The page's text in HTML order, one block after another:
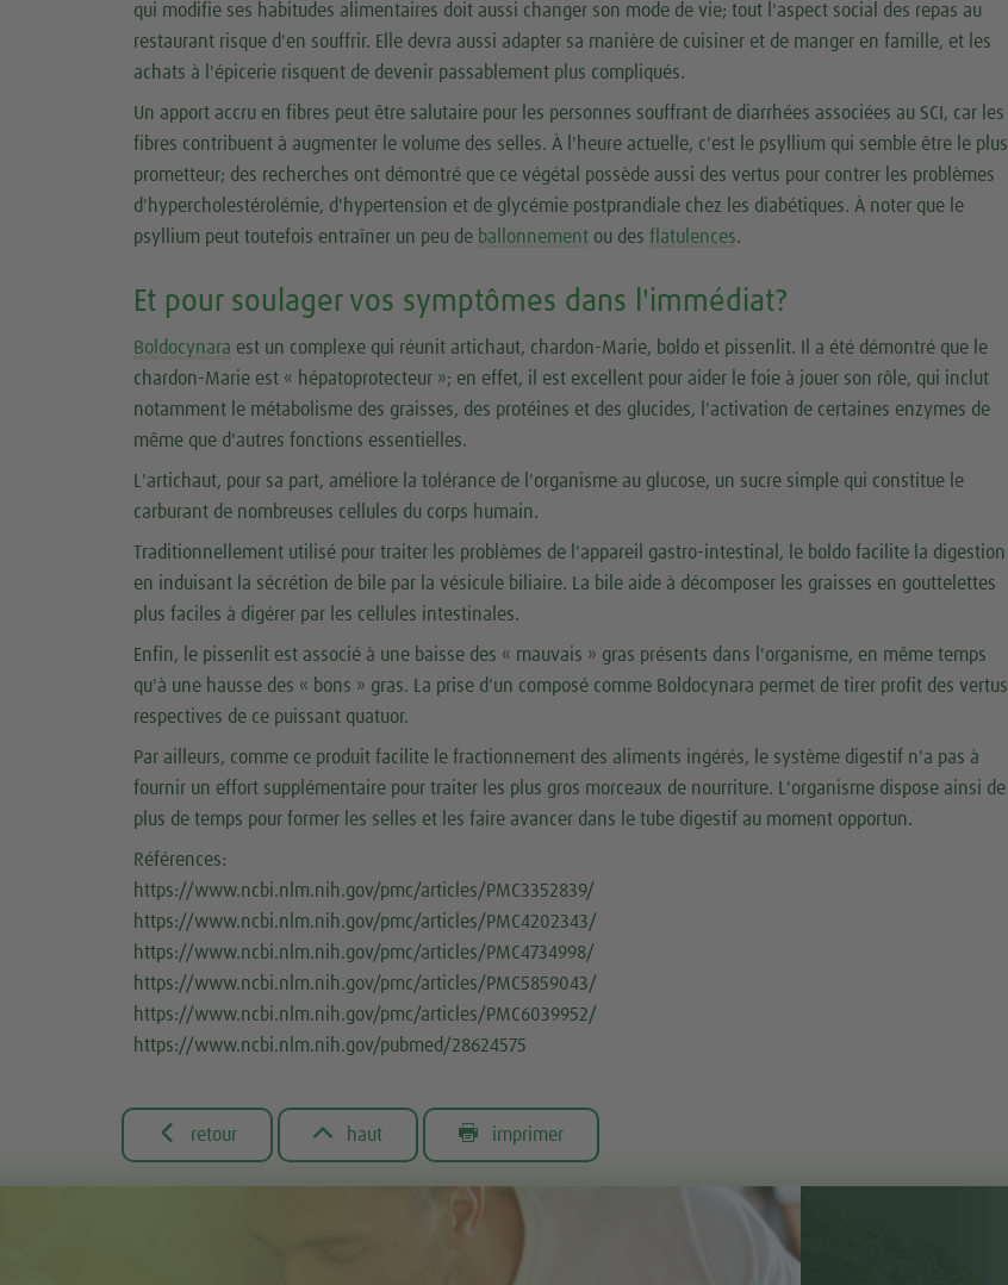
qui modifie ses habitudes alimentaires doit aussi changer son mode de vie; tout l'aspect social des repas au
restaurant risque d'en souffrir. Elle devra aussi adapter sa manière de cuisiner et de manger en famille, et les
achats à l'épicerie risquent de devenir passablement plus compliqués.
Un apport accru en fibres peut être salutaire pour les personnes souffrant de diarrhées associées au SCI, car les
fibres contribuent à augmenter le volume des selles. À l'heure actuelle, c'est le psyllium qui semble être le plus
prometteur; des recherches ont démontré que ce végétal possède aussi des vertus pour contrer les problèmes
d'hypercholestérolémie, d'hypertension et de glycémie postprandiale chez les diabétiques. À noter que le
psyllium peut toutefois entraîner un peu de ballonnement ou des flatulences.
Et pour soulager vos symptômes dans l'immédiat?
Boldocynara est un complexe qui réunit artichaut, chardon-Marie, boldo et pissenlit. Il a été démontré que le
chardon-Marie est « hépatoprotecteur »; en effet, il est excellent pour aider le foie à jouer son rôle, qui inclut
notamment le métabolisme des graisses, des protéines et des glucides, l'activation de certaines enzymes de
même que d'autres fonctions essentielles.
L'artichaut, pour sa part, améliore la tolérance de l'organisme au glucose, un sucre simple qui constitue le
carburant de nombreuses cellules du corps humain.
Traditionnellement utilisé pour traiter les problèmes de l'appareil gastro-intestinal, le boldo facilite la digestion
en induisant la sécrétion de bile par la vésicule biliaire. La bile aide à décomposer les graisses en gouttelettes
plus faciles à digérer par les cellules intestinales.
Enfin, le pissenlit est associé à une baisse des « mauvais » gras présents dans l'organisme, en même temps
qu'à une hausse des « bons » gras. La prise d'un composé comme Boldocynara permet de tirer profit des vertus
respectives de ce puissant quatuor.
Par ailleurs, comme ce produit facilite le fractionnement des aliments ingérés, le système digestif n'a pas à
fournir un effort supplémentaire pour traiter les plus gros morceaux de nourriture. L'organisme dispose ainsi de
plus de temps pour former les selles et les faire avancer dans le tube digestif au moment opportun.
Références:
https://www.ncbi.nlm.nih.gov/pmc/articles/PMC3352839/
https://www.ncbi.nlm.nih.gov/pmc/articles/PMC4202343/
https://www.ncbi.nlm.nih.gov/pmc/articles/PMC4734998/
https://www.ncbi.nlm.nih.gov/pmc/articles/PMC5859043/
https://www.ncbi.nlm.nih.gov/pmc/articles/PMC6039952/
https://www.ncbi.nlm.nih.gov/pubmed/28624575
 retour  haut  imprimer